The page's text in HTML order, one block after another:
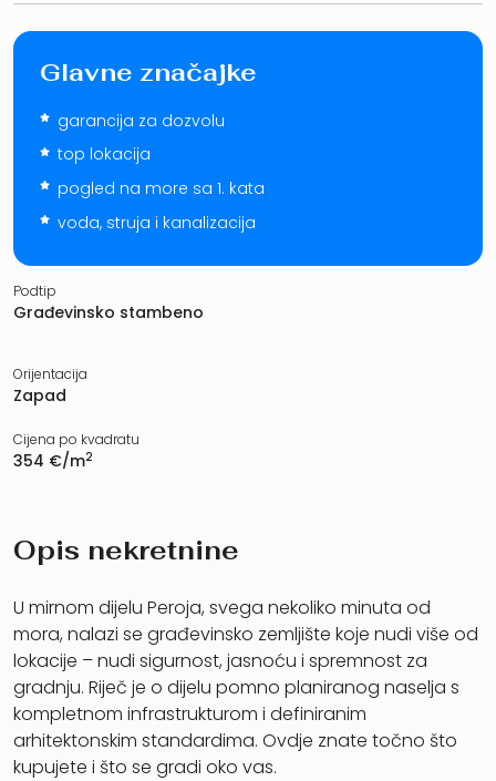
Glavne značajke
garancija za dozvolu
top lokacija
pogled na more sa 1. kata
voda, struja i kanalizacija
Podtip
Građevinsko stambeno
Orijentacija
Zapad
Cijena po kvadratu
354 €/m2
Opis nekretnine
U mirnom dijelu Peroja, svega nekoliko minuta od
mora, nalazi se građevinsko zemljište koje nudi više od
lokacije – nudi sigurnost, jasnoću i spremnost za
gradnju. Riječ je o dijelu pomno planiranog naselja s
kompletnom infrastrukturom i definiranim
arhitektonskim standardima. Ovdje znate točno što
kupujete i što se gradi oko vas.